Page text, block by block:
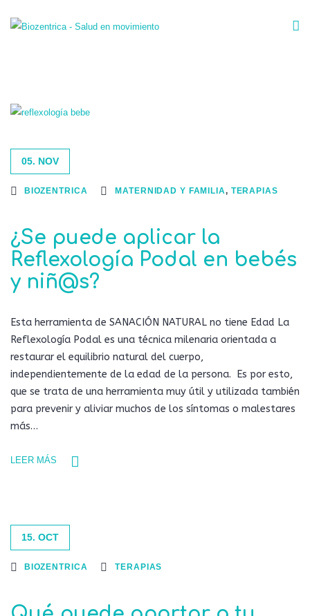
05. NOV
BIOZENTRICA MATERNIDAD Y FAMILIA, TERAPIAS
¿Se puede aplicar la
Reflexología Podal en bebés
y niñ@s?
Esta herramienta de SANACIÓN NATURAL no tiene Edad La
Reflexología Podal es una técnica milenaria orientada a
restaurar el equilibrio natural del cuerpo,
independientemente de la edad de la persona. Es por esto,
que se trata de una herramienta muy útil y utilizada también
para prevenir y aliviar muchos de los síntomas o malestares
más…
LEER MÁS
15. OCT
BIOZENTRICA TERAPIAS